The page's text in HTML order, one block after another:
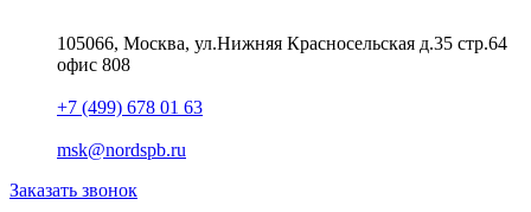
105066, Москва, ул.Нижняя Красносельская д.35 стр.64
офис 808
+7 (499) 678 01 63
msk@nordspb.ru
Заказать звонок